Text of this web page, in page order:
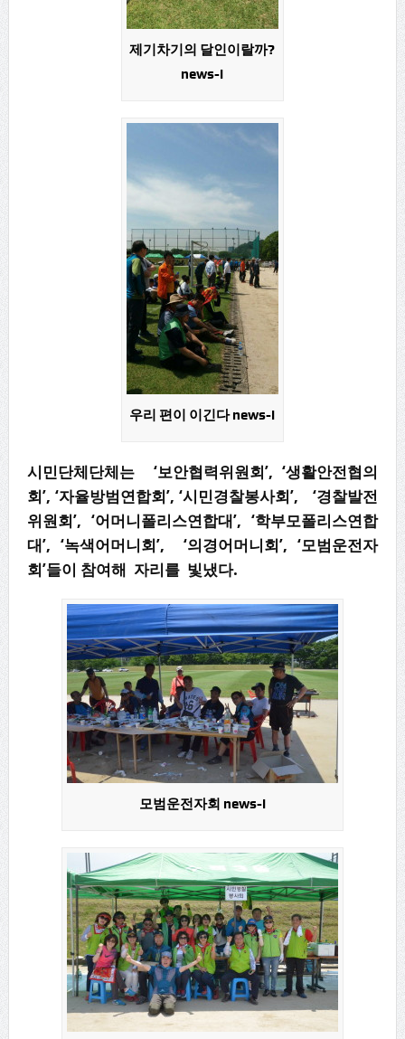
제기차기의 달인이랄까?
news-i
우리 편이 이긴다 news-i
시민단체단체는 ‘보안협력위원회’, ‘생활안전협의
회’, ‘자율방범연합회’, ‘시민경찰봉사회’, ‘경찰발전
위원회’, ‘어머니폴리스연합대’, ‘학부모폴리스연합
대’, ‘녹색어머니회’, ‘의경어머니회’, ‘모범운전자
회’들이 참여해 자리를 빛냈다.
모범운전자회 news-i